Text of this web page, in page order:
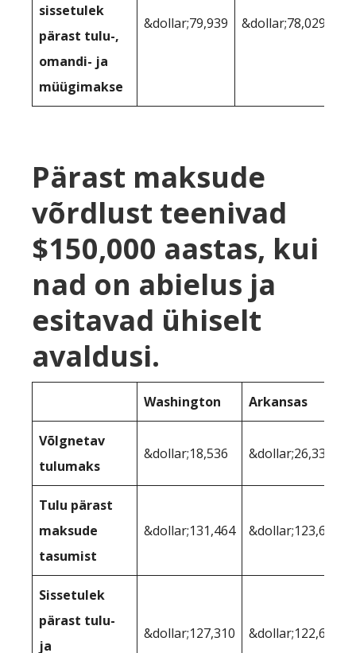
sissetulek
pärast tulu-,
omandi- ja
müügimakse
&dollar;79,939 &dollar;78,029
Pärast maksude
võrdlust teenivad
$150,000 aastas, kui
nad on abielus ja
esitavad ühiselt
avaldusi.
Washington Arkansas
Võlgnetav
tulumaks
&dollar;18,536 &dollar;26,330
Tulu pärast
maksude
tasumist
&dollar;131,464 &dollar;123,670
Sissetulek
pärast tulu-
ja
&dollar;127,310 &dollar;122,614